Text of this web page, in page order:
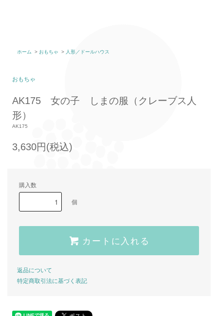
ホーム > おもちゃ > 人形／ドールハウス
おもちゃ
AK175 女の子 しまの服（クレーブス人
形）
AK175
3,630円(税込)
購入数
個
カートに入れる
返品について
特定商取引法に基づく表記